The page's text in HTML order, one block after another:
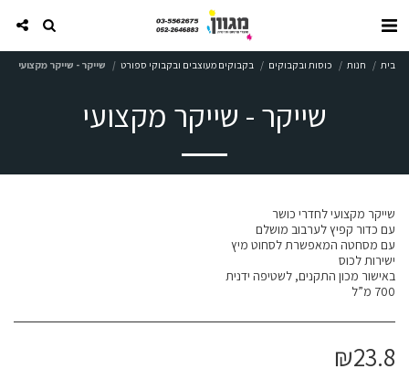
בית חנות כוסות ובקבוקים בקבוקים מעוצבים ובקבוקי ספורט שייקר - שייקר מקצועי
שייקר - שייקר מקצועי
700 מ”ל
₪23.8